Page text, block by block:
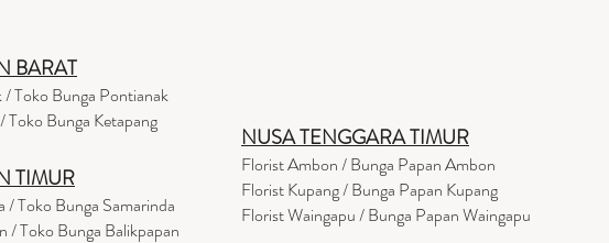
BARAT
Toko Bunga Pontianak
Toko Bunga Ketapang
TIMUR
/ Toko Bunga Samarinda
/ Toko Bunga Balikpapan
NUSA TENGGARA TIMUR
Florist Ambon / Bunga Papan Ambon
Florist Kupang / Bunga Papan Kupang
Florist Waingapu / Bunga Papan Waingapu